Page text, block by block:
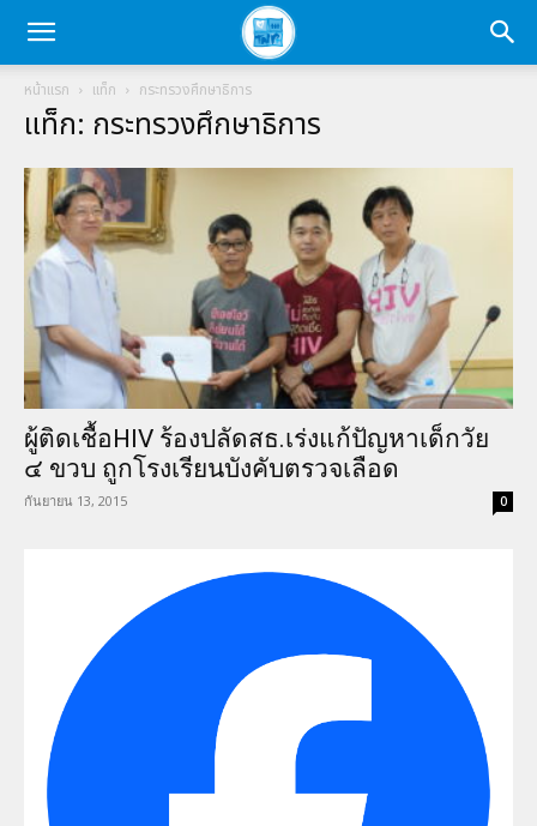
หน้าแรก แท็ก กระทรวงศึกษาธิการ
แท็ก: กระทรวงศึกษาธิการ
ผู้ติดเชื้อHIV ร้องปลัดสธ.เร่งแก้ปัญหาเด็กวัย
๔ ขวบ ถูกโรงเรียนบังคับตรวจเลือด
กันยายน 13, 2015 0